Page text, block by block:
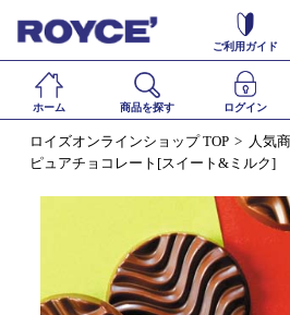
ご利用ガイド
ホーム 商品を探す ログイン
ロイズオンラインショップ TOP
人気
ピュアチョコレート[スイート&ミルク]